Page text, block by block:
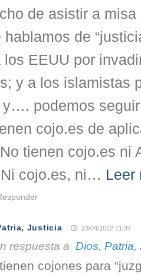
de asistir a
hablamos de
los EEUU por
y a los islamistas
y…. podemos
cojo.es de
tienen cojo.es ni
cojo.es, ni… Leer
Justicia 23/04/2012 11:37
respuesta a Dios, Patria,
cojones para